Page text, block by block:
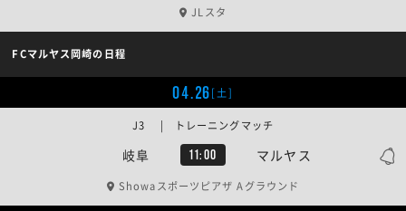
JLスタ
FCマルヤス岡崎の日程
04.26[土]
岐阜 11:00 マルヤス
J3 | トレーニングマッチ
Showaスポーツピアザ Aグラウンド